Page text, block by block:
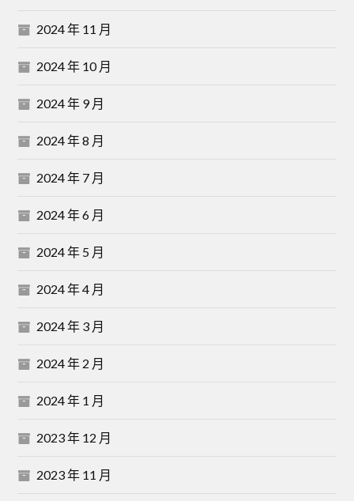
2024 年 11 月
2024 年 10 月
2024 年 9 月
2024 年 8 月
2024 年 7 月
2024 年 6 月
2024 年 5 月
2024 年 4 月
2024 年 3 月
2024 年 2 月
2024 年 1 月
2023 年 12 月
2023 年 11 月